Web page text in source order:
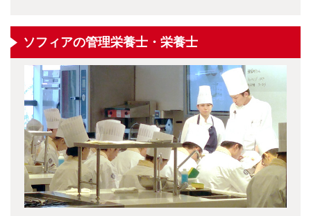
ソフィアの管理栄養士・栄養士